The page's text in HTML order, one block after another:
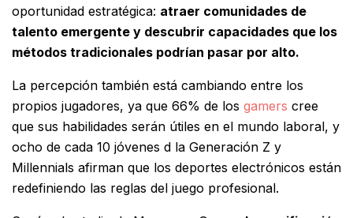
oportunidad estratégica: atraer comunidades de
talento emergente y descubrir capacidades que los
métodos tradicionales podrían pasar por alto.
La percepción también está cambiando entre los
propios jugadores, ya que 66% de los gamers cree
que sus habilidades serán útiles en el mundo laboral, y
ocho de cada 10 jóvenes d la Generación Z y
Millennials afirman que los deportes electrónicos están
redefiniendo las reglas del juego profesional.